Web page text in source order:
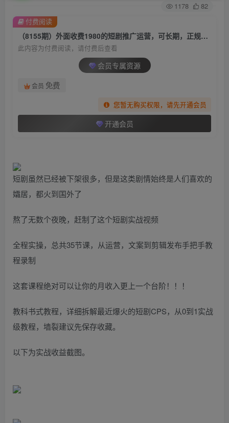
1178 82
（8155期）外面收费1980的短剧推广运营，可长期，正规起号，单作品收入5000+
此内容为付费阅读，请付费后查看
会员专属资源
会员 免费
您暂无购买权限，请先开通会员
开通会员
付费阅读
短剧虽然已经被下架很多，但是这类剧情始终是人们喜欢的
孀居，都火到国外了
熬了无数个夜晚，赶制了这个短剧实战视频
全程实操，总共35节课，从运营，文案到剪辑发布手把手教
程录制
这套课程绝对可以让你的月收入更上一个台阶！！！
教科书式教程，详细拆解最近爆火的短剧CPS，从0到1实战
级教程，墙裂建议先保存收藏。
以下为实战收益截图。